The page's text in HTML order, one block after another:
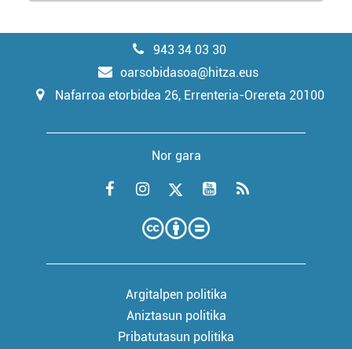
943 34 03 30
oarsobidasoa@hitza.eus
Nafarroa etorbidea 26, Errenteria-Orereta 20100
Nor gara
Argitalpen politika
Aniztasun politika
Pribatutasun politika